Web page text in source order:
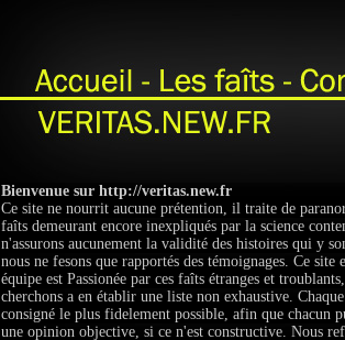
Bienvenue sur http://veritas.new.fr
Ce site ne nourrit aucune prétention, il traite de
faîts demeurant encore inexpliqués par la science
n'assurons aucunement la validité des histoires qui y
nous ne fesons que rapportés des témoignages. Ce site
équipe est Passionée par ces faîts étranges et
cherchons a en établir une liste non exhaustive.
consigné le plus fidelement possible, afin que chacun
une opinion objective, si ce n'est constructive. Nous